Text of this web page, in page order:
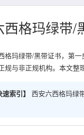
西格玛绿带/
格玛绿带/黑带证书，第
规与非正规机构。本文整
速索引】 西安六西格玛绿